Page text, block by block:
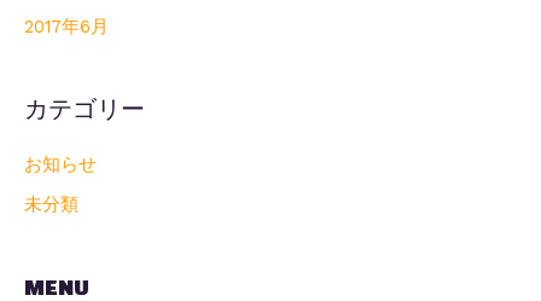
2017年6月
カテゴリー
お知らせ
未分類
MENU